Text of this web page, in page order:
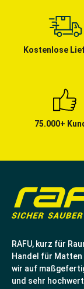
Kostenlose
75.000+
RAFU, kurz für
Handel für
wir auf
und sehr